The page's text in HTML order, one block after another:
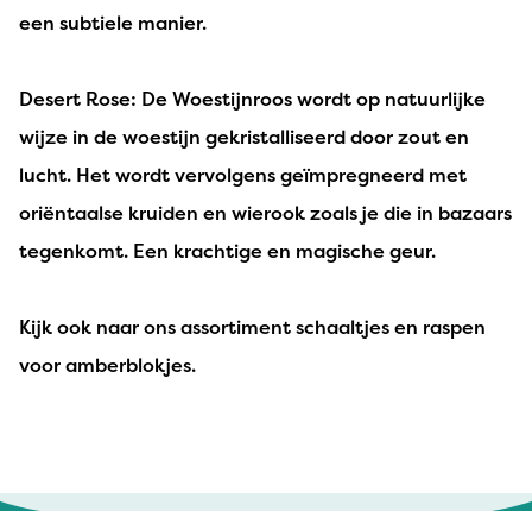
een subtiele manier.
Desert Rose: De Woestijnroos wordt op natuurlijke
wijze in de woestijn gekristalliseerd door zout en
lucht. Het wordt vervolgens geïmpregneerd met
oriëntaalse kruiden en wierook zoals je die in bazaars
tegenkomt. Een krachtige en magische geur.
Kijk ook naar ons assortiment schaaltjes en raspen
voor amberblokjes.
heerlijke geur